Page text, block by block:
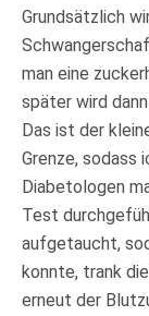
Grundsätzlich
man eine
später wird
Das ist der
Grenze, sodass
Diabetologen
Test
aufgetaucht,
konnte, trank
erneut der